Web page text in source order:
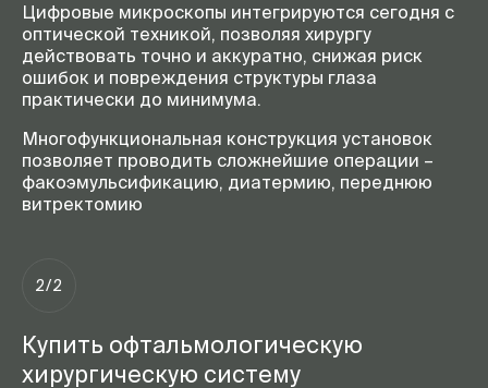
Цифровые микроскопы интегрируются сегодня с
оптической техникой, позволяя хирургу
действовать точно и аккуратно, снижая риск
ошибок и повреждения структуры глаза
практически до минимума.
Многофункциональная конструкция установок
позволяет проводить сложнейшие операции –
факоэмульсификацию, диатермию, переднюю
витректомию
2/2
Купить офтальмологическую
хирургическую систему